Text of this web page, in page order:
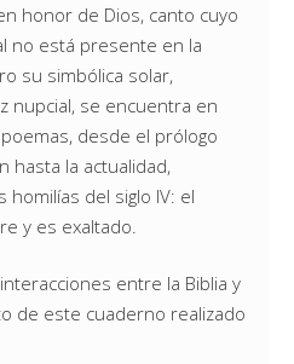
honor de Dios, canto cuyo
no está presente en la
su simbólica solar,
nupcial, se encuentra en
desde el prólogo
hasta la actualidad,
del siglo IV: el
y es exaltado.
entre la Biblia y
de este cuaderno realizado